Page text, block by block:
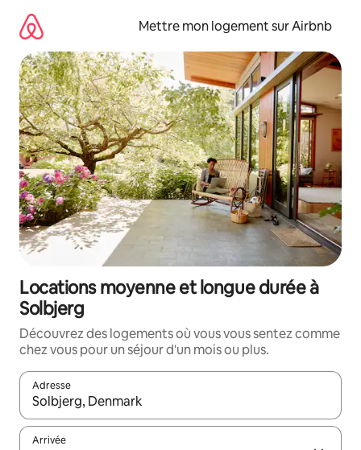
directement
contenu
Mettre mon logement sur Airbnb
Locations moyenne et longue durée à
Solbjerg
Découvrez des logements où vous vous sentez comme
chez vous pour un séjour d'un mois ou plus.
Adresse
Lorsque les résultats s'affichent, utilisez les flèches vers le
Arrivée